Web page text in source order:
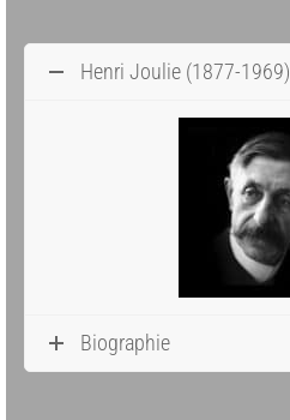
Henri Joulie (1877-1969)
Biographie